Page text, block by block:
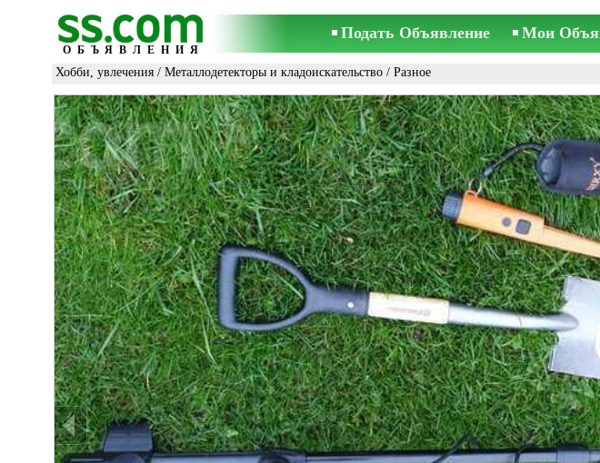
ОБЪЯВЛЕНИЯ
Подать Объявление Мои
Хобби, увлечения / Металлодетекторы и кладоискательство / Разное